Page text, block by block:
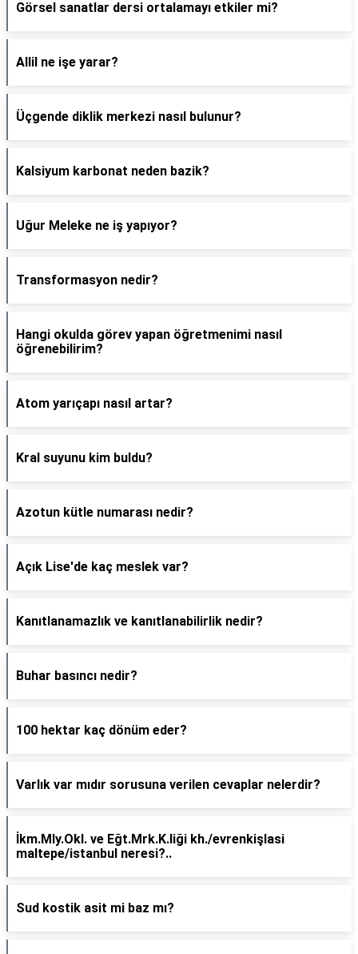
Görsel sanatlar dersi ortalamayı etkiler mi?
Allil ne işe yarar?
Üçgende diklik merkezi nasıl bulunur?
Kalsiyum karbonat neden bazik?
Uğur Meleke ne iş yapıyor?
Transformasyon nedir?
Hangi okulda görev yapan öğretmenimi nasıl
öğrenebilirim?
Atom yarıçapı nasıl artar?
Kral suyunu kim buldu?
Azotun kütle numarası nedir?
Açık Lise'de kaç meslek var?
Kanıtlanamazlık ve kanıtlanabilirlik nedir?
Buhar basıncı nedir?
100 hektar kaç dönüm eder?
Varlık var mıdır sorusuna verilen cevaplar nelerdir?
İkm.Mly.Okl. ve Eğt.Mrk.K.liği kh./evrenkişlasi
maltepe/istanbul neresi?..
Sud kostik asit mi baz mı?